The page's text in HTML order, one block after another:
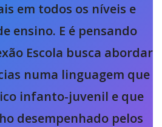
em todos os níveis e
ensino. E é pensando
Escola busca abordar
numa linguagem que
infanto-juvenil e que
desempenhado pelos